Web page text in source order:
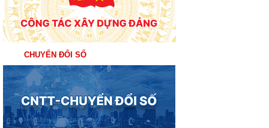
CHUYỂN ĐỔI SỐ